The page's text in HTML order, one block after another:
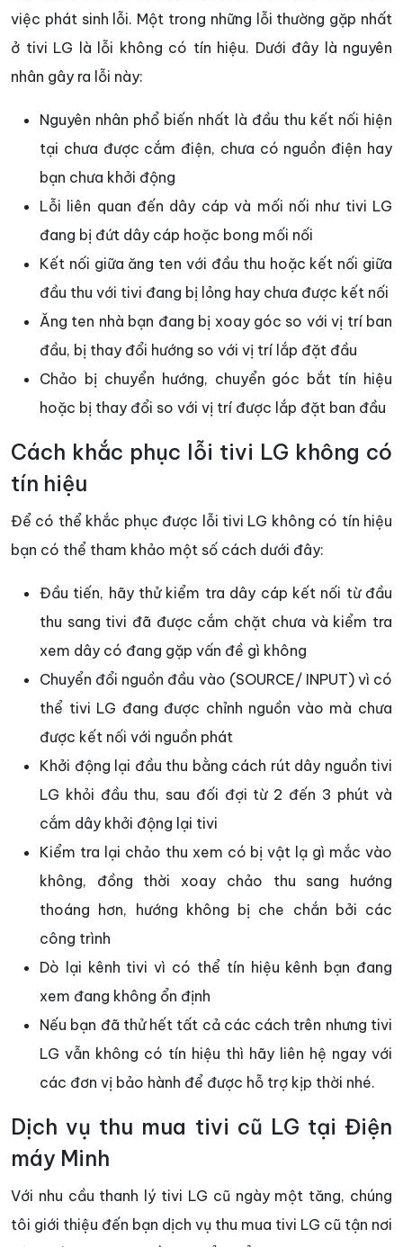
việc phát sinh lỗi. Một trong những lỗi thường gặp nhất
ở tivi LG là lỗi không có tín hiệu. Dưới đây là nguyên
nhân gây ra lỗi này:
Nguyên nhân phổ biến nhất là đầu thu kết nối hiện
tại chưa được cắm điện, chưa có nguồn điện hay
bạn chưa khởi động
Lỗi liên quan đến dây cáp và mối nối như tivi LG
đang bị đứt dây cáp hoặc bong mối nối
Kết nối giữa ăng ten với đầu thu hoặc kết nối giữa
đầu thu với tivi đang bị lỏng hay chưa được kết nối
Ăng ten nhà bạn đang bị xoay góc so với vị trí ban
đầu, bị thay đổi hướng so với vị trí lắp đặt đầu
Chảo bị chuyển hướng, chuyển góc bắt tín hiệu
hoặc bị thay đổi so với vị trí được lắp đặt ban đầu
Cách khắc phục lỗi tivi LG không có
tín hiệu
Để có thể khắc phục được lỗi tivi LG không có tín hiệu
bạn có thể tham khảo một số cách dưới đây:
Đầu tiến, hãy thử kiểm tra dây cáp kết nối từ đầu
thu sang tivi đã được cắm chặt chưa và kiểm tra
xem dây có đang gặp vấn đề gì không
Chuyển đổi nguồn đầu vào (SOURCE/ INPUT) vì có
thể tivi LG đang được chỉnh nguồn vào mà chưa
được kết nối với nguồn phát
Khởi động lại đầu thu bằng cách rút dây nguồn tivi
LG khỏi đầu thu, sau đối đợi từ 2 đến 3 phút và
cắm dây khởi động lại tivi
Kiểm tra lại chảo thu xem có bị vật lạ gì mắc vào
không, đồng thời xoay chảo thu sang hướng
thoáng hơn, hướng không bị che chắn bởi các
công trình
Dò lại kênh tivi vì có thể tín hiệu kênh bạn đang
xem đang không ổn định
Nếu bạn đã thử hết tất cả các cách trên nhưng tivi
LG vẫn không có tín hiệu thì hãy liên hệ ngay với
các đơn vị bảo hành để được hỗ trợ kịp thời nhé.
Dịch vụ thu mua tivi cũ LG tại Điện
máy Minh
Với nhu cầu thanh lý tivi LG cũ ngày một tăng, chúng
tôi giới thiệu đến bạn dịch vụ thu mua tivi LG cũ tận nơi